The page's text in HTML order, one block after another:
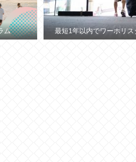
ム 最短1年以内でワーホリス